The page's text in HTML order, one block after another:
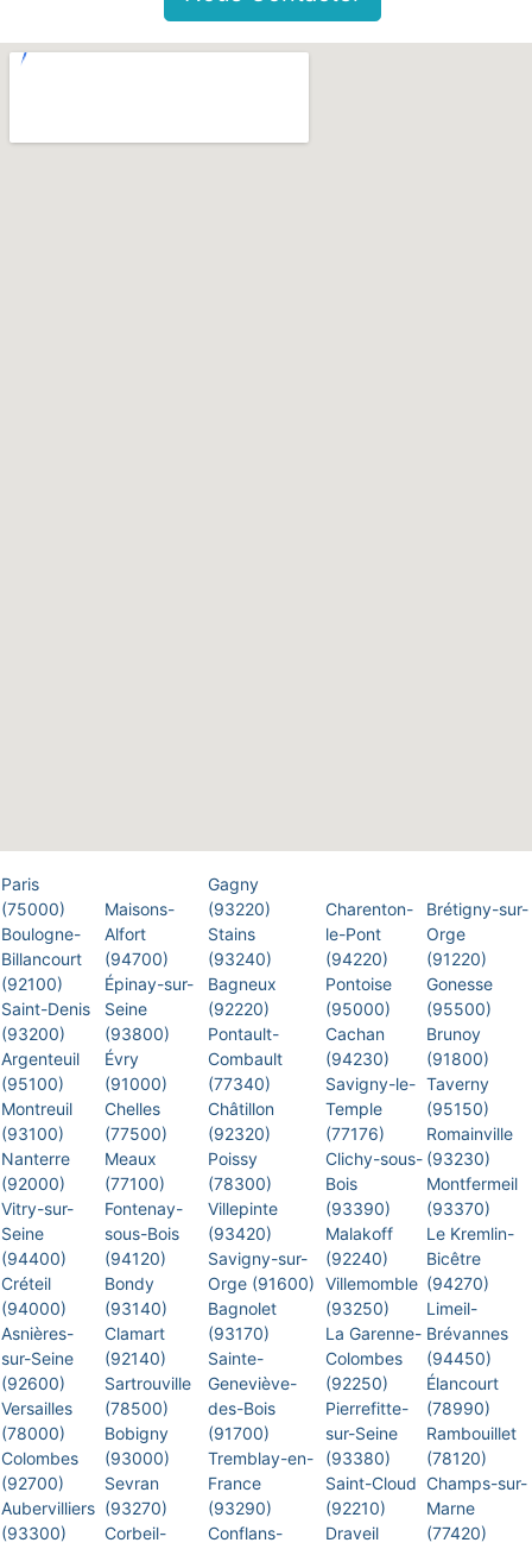
Paris
(75000)
Boulogne-
Billancourt
(92100)
Saint-Denis
(93200)
Argenteuil
(95100)
Montreuil
(93100)
Nanterre
(92000)
Vitry-sur-
Seine
(94400)
Créteil
(94000)
Asnières-
sur-Seine
(92600)
Versailles
(78000)
Colombes
(92700)
Aubervilliers
(93300)
Maisons-
Alfort
(94700)
Épinay-sur-
Seine
(93800)
Évry
(91000)
Chelles
(77500)
Meaux
(77100)
Fontenay-
sous-Bois
(94120)
Bondy
(93140)
Clamart
(92140)
Sartrouville
(78500)
Bobigny
(93000)
Sevran
(93270)
Corbeil-
Gagny
(93220)
Stains
(93240)
Bagneux
(92220)
Pontault-
Combault
(77340)
Châtillon
(92320)
Poissy
(78300)
Villepinte
(93420)
Savigny-sur-
Orge (91600)
Bagnolet
(93170)
Sainte-
Geneviève-
des-Bois
(91700)
Tremblay-en-
France
(93290)
Conflans-
Charenton-
le-Pont
(94220)
Pontoise
(95000)
Cachan
(94230)
Savigny-le-
Temple
(77176)
Clichy-sous-
Bois
(93390)
Malakoff
(92240)
Villemomble
(93250)
La Garenne-
Colombes
(92250)
Pierrefitte-
sur-Seine
(93380)
Saint-Cloud
(92210)
Draveil
Brétigny-sur-
Orge
(91220)
Gonesse
(95500)
Brunoy
(91800)
Taverny
(95150)
Romainville
(93230)
Montfermeil
(93370)
Le Kremlin-
Bicêtre
(94270)
Limeil-
Brévannes
(94450)
Élancourt
(78990)
Rambouillet
(78120)
Champs-sur-
Marne
(77420)